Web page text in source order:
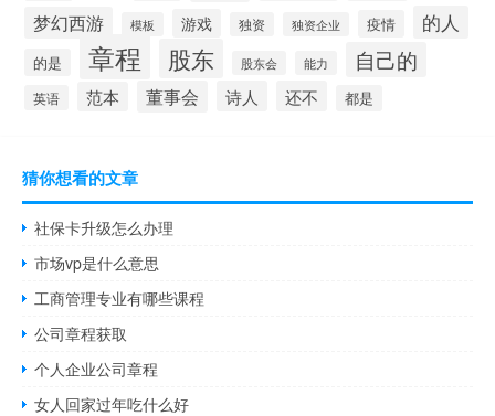
梦幻西游 模板 游戏 独资 独资企业 疫情 的人
的是 章程 股东 股东会 能力 自己的
英语 范本 董事会 诗人 还不 都是
猜你想看的文章
社保卡升级怎么办理
市场vp是什么意思
工商管理专业有哪些课程
公司章程获取
个人企业公司章程
女人回家过年吃什么好